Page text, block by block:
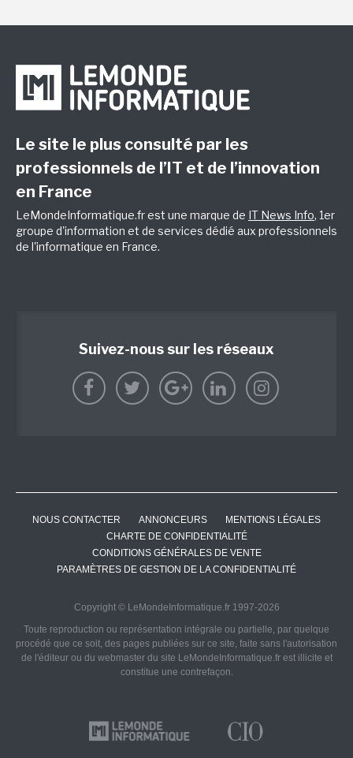
Le site le plus consulté par les
professionnels de l’IT et de l’innovation
en France
LeMondeInformatique.fr est une marque de IT News Info, 1er
groupe d'information et de services dédié aux professionnels
de l'informatique en France.
Suivez-nous sur les réseaux
NOUS CONTACTER ANNONCEURS
MENTIONS LÉGALES
CHARTE DE CONFIDENTIALITÉ
CONDITIONS GÉNÉRALES DE VENTE
PARAMÈTRES DE GESTION DE LA CONFIDENTIALITÉ
Copyright © LeMondeInformatique.fr 1997-2026
Toute reproduction ou représentation intégrale ou partielle, par quelque
procédé que ce soit, des pages publiées sur ce site, faite sans l'autorisation
de l'éditeur ou du webmaster du site LeMondeInformatique.fr est illicite et
constitue une contrefaçon.